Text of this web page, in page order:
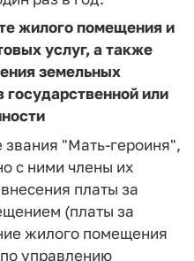
жилого помещения и
услуг, а также
земельных
или
"Мать-героиня",
с ними члены их
платы за
(платы за
жилого помещения
управлению